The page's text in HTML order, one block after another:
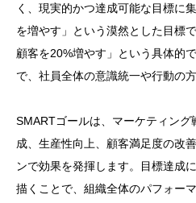
く、現実的かつ達成可能な目標に
を増やす」という漠然とした目標
顧客を20%増やす」という具体的
で、社員全体の意識統一や行動の
SMARTゴールは、マーケティン
成、生産性向上、顧客満足度の改
ンで効果を発揮します。目標達成
描くことで、組織全体のパフォー